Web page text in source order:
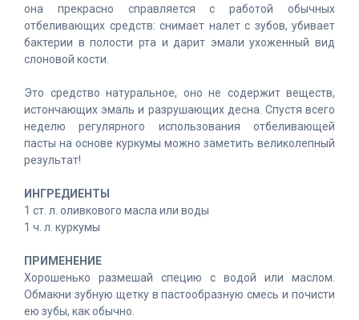
она прекрасно справляется с работой обычных
отбеливающих средств: снимает налет с зубов, убивает
бактерии в полости рта и дарит эмали ухоженный вид
слоновой кости.
Это средство натуральное, оно не содержит веществ,
истончающих эмаль и разрушающих десна. Спустя всего
неделю регулярного использования отбеливающей
пасты на основе куркумы можно заметить великолепный
результат!
ИНГРЕДИЕНТЫ
1 ст. л. оливкового масла или воды
1 ч. л. куркумы
ПРИМЕНЕНИЕ
Хорошенько размешай специю с водой или маслом.
Обмакни зубную щетку в пастообразную смесь и почисти
ею зубы, как обычно.